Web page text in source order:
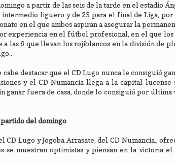
a partir de las seis de la tarde en el estadio
liguero y de 25 para el final de Liga, por
en el que ambos aspiran a asegurar la
experiencia en el fútbol profesional, en el que
las 6 que llevan los rojiblancos en la división de
destacar que el CD Lugo nunca le consiguió
y el CD Numancia llega a la capital
ganar fuera de casa, donde lo consiguió por última
partido del domingo
CD Lugo y Jogoba Arrasate, del CD Numancia.,
se muestran optimistas y piensan en la victoria